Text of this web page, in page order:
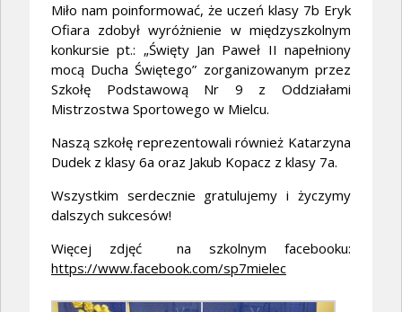
Miło nam poinformować, że uczeń klasy 7b Eryk
Ofiara zdobył wyróżnienie w międzyszkolnym
konkursie pt.: „Święty Jan Paweł II napełniony
mocą Ducha Świętego” zorganizowanym przez
Szkołę Podstawową Nr 9 z Oddziałami
Mistrzostwa Sportowego w Mielcu.
Naszą szkołę reprezentowali również Katarzyna
Dudek z klasy 6a oraz Jakub Kopacz z klasy 7a.
Wszystkim serdecznie gratulujemy i życzymy
dalszych sukcesów!
Więcej zdjęć na szkolnym facebooku:
https://www.facebook.com/sp7mielec